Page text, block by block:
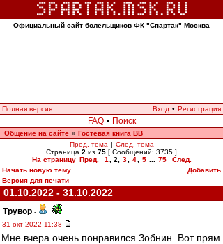
Официальный сайт болельщиков ФК "Спартак" Москва
Полная версия Вход • Регистрация
FAQ • Поиск
Общение на сайте » Гостевая книга ВВ
Пред. тема | След. тема
Страница 2 из 75 [ Сообщений: 3735 ]
На страницу Пред. 1 2 3 4 5 75
След.
Начать новую тему
Добавить
Версия для печати
01.10.2022 - 31.10.2022
Трувор -
31 окт 2022 11:38
Мне вчера очень понравился Зобнин. Вот прям